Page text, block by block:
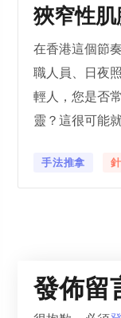
狹窄性
在香港這個節
職人員、日夜
輕人，您是否
靈？這很可能
手法推拿
發佈留